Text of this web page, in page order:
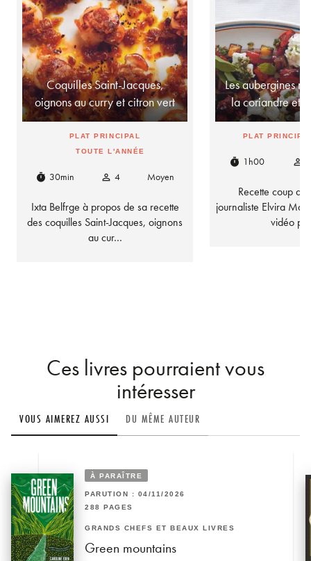
Coquilles Saint-Jacques,
oignons au curry et citron vert
PLAT PRINCIPAL
TOUTE L'ANNÉE
timer 30min person_outline 4 Moyen
Ixta Belfrge à propos de sa recette
des coquilles Saint-Jacques, oignons
au cur…
Les aubergines
la coriandre et
PLAT
timer 1h00 person_outline
Recette coup
journaliste Elvira
vidéo
Ces livres pourraient vous
intéresser
VOUS AIMEREZ AUSSI DU MÊME AUTEUR
À PARAÎTRE
PARUTION : 04/11/2026
288 PAGES
GRANDS CHEFS ET BEAUX LIVRES
Green mountains